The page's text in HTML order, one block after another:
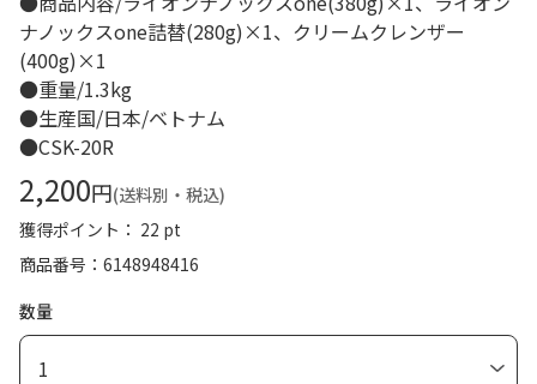
ナノックスone詰替(280g)×1、クリームクレンザー
(400g)×1
●重量/1.3kg
●生産国/日本/ベトナム
●CSK-20R
2,200円(送料別・税込)
獲得ポイント： 22 pt
商品番号
6148948416
数量
1